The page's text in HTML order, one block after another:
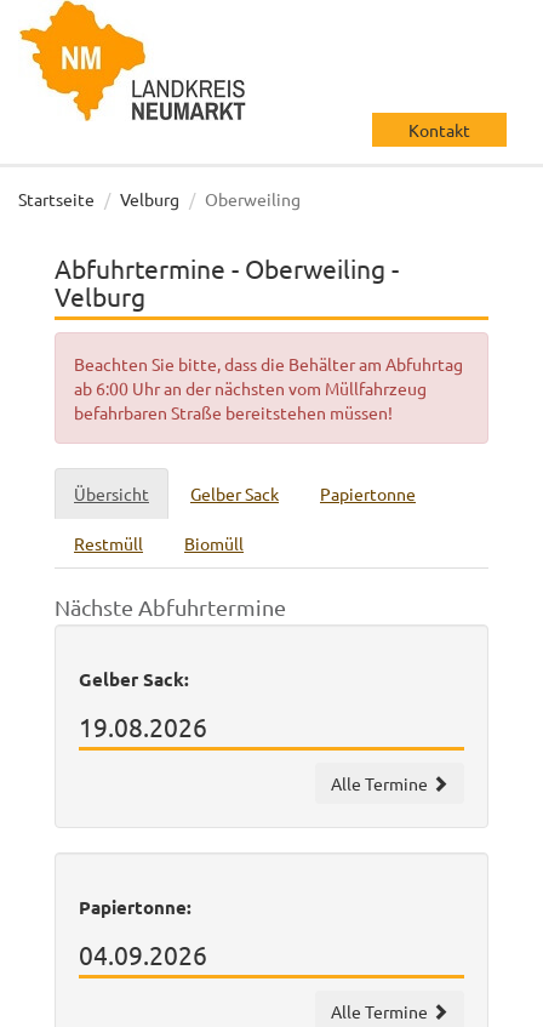
Kontakt
Startseite Velburg Oberweiling
Abfuhrtermine - Oberweiling -
Velburg
Beachten Sie bitte, dass die Behälter am Abfuhrtag
ab 6:00 Uhr an der nächsten vom Müllfahrzeug
befahrbaren Straße bereitstehen müssen!
Übersicht Gelber Sack Papiertonne
Restmüll Biomüll
Nächste Abfuhrtermine
Gelber Sack:
19.08.2026
Alle Termine
Papiertonne:
04.09.2026
Alle Termine